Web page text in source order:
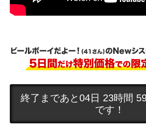
終了まであと04日 23時間
です！